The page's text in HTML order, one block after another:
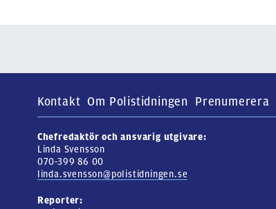
Kontakt Om Polistidningen Prenumerera
Chefredaktör och ansvarig utgivare:
Linda Svensson
070-399 86 00
linda.svensson@polistidningen.se
Reporter: